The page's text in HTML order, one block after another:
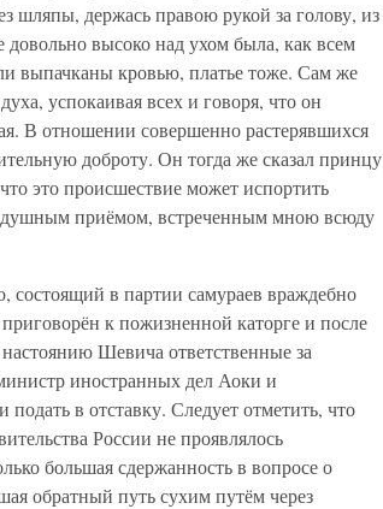
шляпы, держась правою рукой за голову, из
довольно высоко над ухом была, как всем
выпачканы кровью, платье тоже. Сам же
успокаивая всех и говоря, что он
В отношении совершенно растерявшихся
доброту. Он тогда же сказал принцу
это происшествие может испортить
приёмом, встреченным мною всюду
в партии самураев враждебно
к пожизненной каторге и после
Шевича ответственные за
иностранных дел Аоки и
в отставку. Следует отметить, что
России не проявлялось
большая сдержанность в вопросе о
обратный путь сухим путём через